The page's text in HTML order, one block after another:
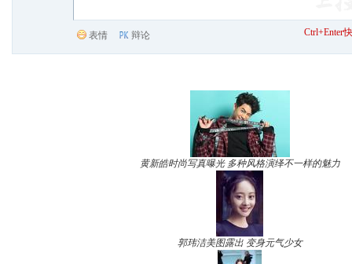
表情 辩论 Ctrl+Enter
黄新皓时尚写真曝光 多种风格演绎不一样的魅力
郭玮洁美图露出 变身元气少女